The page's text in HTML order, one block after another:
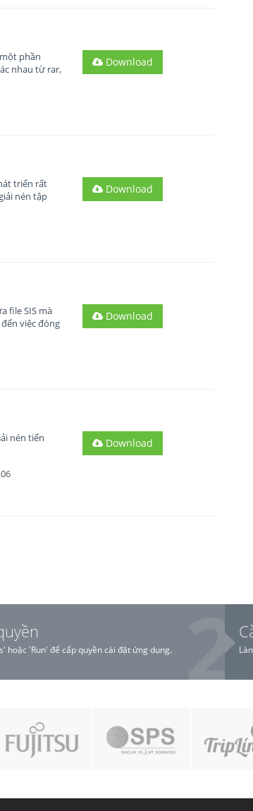
phần
nhau từ rar,
Download
triển rất
nén tập
Download
file SIS mà
việc đóng
Download
nén tiến
Download
hoặc 'Run' để cấp quyền cài đặt ứng dụng.